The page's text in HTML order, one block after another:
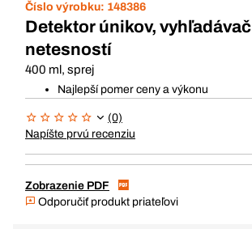
Číslo výrobku: 148386
Detektor únikov, vyhľadávač
netesností
400 ml, sprej
Najlepší pomer ceny a výkonu
(0)
Napíšte prvú recenziu
Zobrazenie PDF
Odporučiť produkt priateľovi